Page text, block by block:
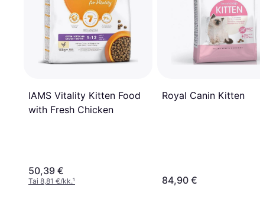
IAMS Vitality Kitten Food
with Fresh Chicken
50,39 €
Tai 8,81 €/kk.¹
Royal Canin Kitten
84,90 €